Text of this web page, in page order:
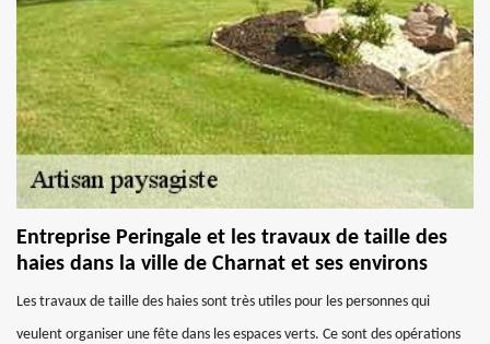
Entreprise Peringale et les travaux de taille des
haies dans la ville de Charnat et ses environs
Les travaux de taille des haies sont très utiles pour les personnes qui
veulent organiser une fête dans les espaces verts. Ce sont des opérations